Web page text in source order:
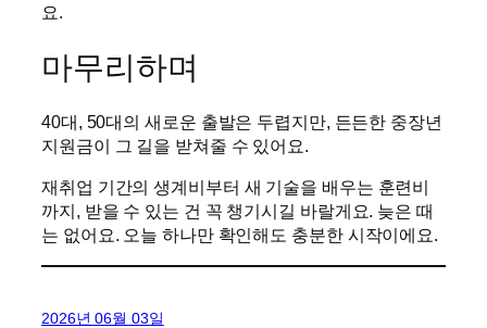
요.
마무리하며
40대, 50대의 새로운 출발은 두렵지만, 든든한 중장년
지원금이 그 길을 받쳐줄 수 있어요.
재취업 기간의 생계비부터 새 기술을 배우는 훈련비
까지, 받을 수 있는 건 꼭 챙기시길 바랄게요. 늦은 때
는 없어요. 오늘 하나만 확인해도 충분한 시작이에요.
2026년 06월 03일